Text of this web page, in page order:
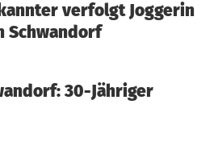
verfolgt Joggerin
Schwandorf
30-Jähriger